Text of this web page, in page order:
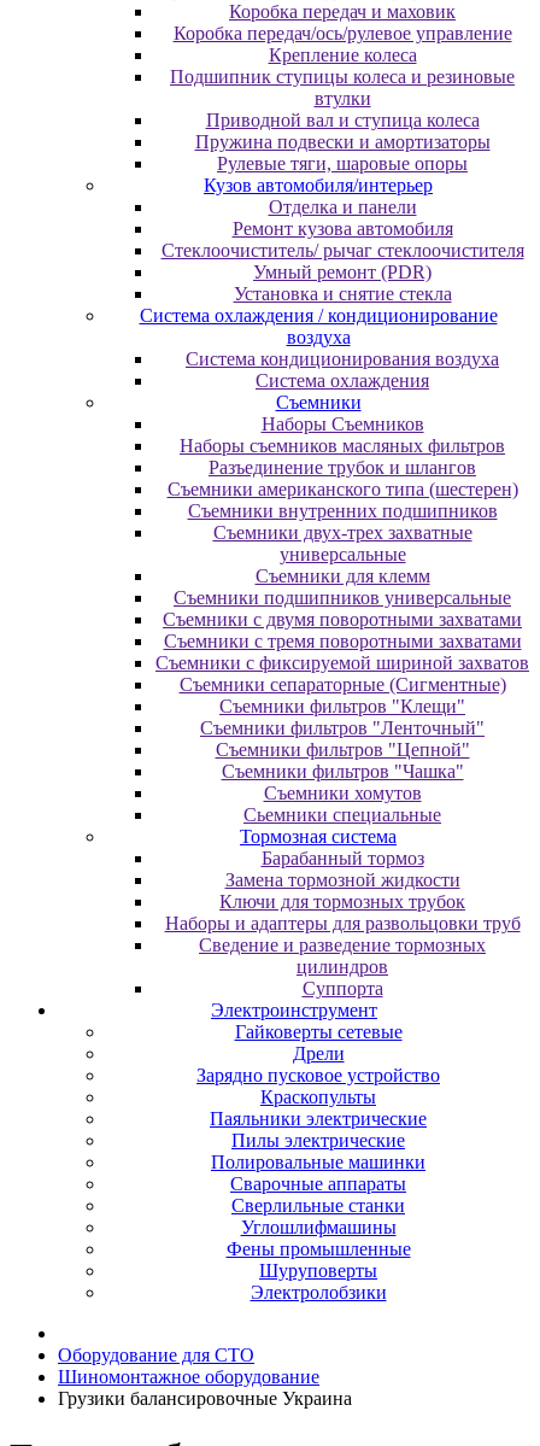
Коробка передач и маховик
Коробка передач/ось/рулевое управление
Крепление колеса
Подшипник ступицы колеса и резиновые
втулки
Приводной вал и ступица колеса
Пружина подвески и амортизаторы
Рулевые тяги, шаровые опоры
Кузов автомобиля/интерьер
Отделка и панели
Ремонт кузова автомобиля
Стеклоочиститель/ рычаг стеклоочистителя
Умный ремонт (PDR)
Установка и снятие стекла
Система охлаждения / кондиционирование
воздуха
Система кондиционирования воздуха
Система охлаждения
Съемники
Наборы Съемников
Наборы съемников масляных фильтров
Разъединение трубок и шлангов
Съемники американского типа (шестерен)
Съемники внутренних подшипников
Съемники двух-трех захватные
универсальные
Съемники для клемм
Съемники подшипников универсальные
Съемники с двумя поворотными захватами
Съемники с тремя поворотными захватами
Съемники с фиксируемой шириной захватов
Съемники сепараторные (Сигментные)
Съемники фильтров "Клещи"
Съемники фильтров "Ленточный"
Съемники фильтров "Цепной"
Съемники фильтров "Чашка"
Съемники хомутов
Сьемники специальные
Тормозная система
Барабанный тормоз
Замена тормозной жидкости
Ключи для тормозных трубок
Наборы и адаптеры для развольцовки труб
Сведение и разведение тормозных
цилиндров
Суппорта
Электроинструмент
Гайковерты сетевые
Дрели
Зарядно пусковое устройство
Краскопульты
Паяльники электрические
Пилы электрические
Полировальные машинки
Сварочные аппараты
Сверлильные станки
Углошлифмашины
Фены промышленные
Шуруповерты
Электролобзики
Oбopудoвaниe для CTO
Шиномонтажное оборудование
Грузики балансировочные Украина